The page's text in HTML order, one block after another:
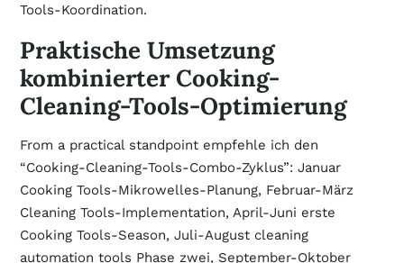
Tools-Koordination.
Praktische Umsetzung
kombinierter Cooking-
Cleaning-Tools-Optimierung
From a practical standpoint empfehle ich den
“Cooking-Cleaning-Tools-Combo-Zyklus”: Januar
Cooking Tools-Mikrowelles-Planung, Februar-März
Cleaning Tools-Implementation, April-Juni erste
Cooking Tools-Season, Juli-August cleaning
automation tools Phase zwei, September-Oktober